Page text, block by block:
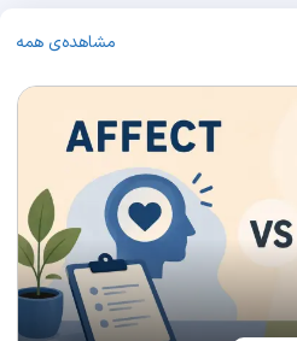
مشاهده‌ی همه